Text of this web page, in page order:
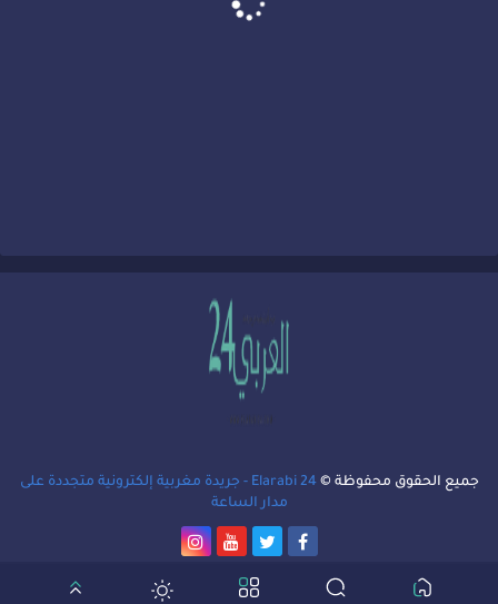
جميع الحقوق محفوظة ©
Elarabi 24 - جريدة مغربية إلكترونية متجددة على
مدار الساعة